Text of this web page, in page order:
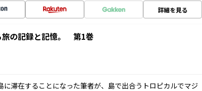
詳細を見る
の記録と記憶。 第1巻
に滞在することになった筆者が、島で出合うトロピカルでマジ